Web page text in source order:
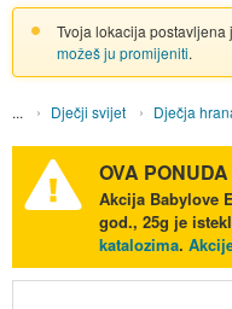
Tvoja lokacija postavljena
možeš ju promijeniti.
Dječji svijet Dječja
OVA
Akcija Babylove
god., 25g je
katalozima.